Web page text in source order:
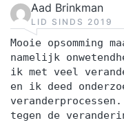
Aad Brinkman
LID SINDS 2019
Mooie opsomming
namelijk
ik met veel
en ik deed
tegen de